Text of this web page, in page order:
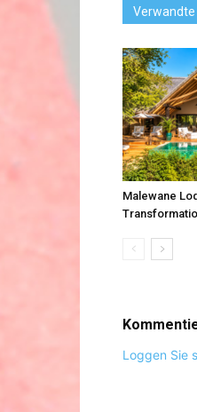
Verwandte
Malewane
Loggen Sie